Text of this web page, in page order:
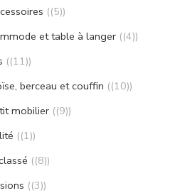
(5)
et table à langer (4)
(11)
berceau et couffin (10)
mobilier (9)
(1)
(8)
(3)